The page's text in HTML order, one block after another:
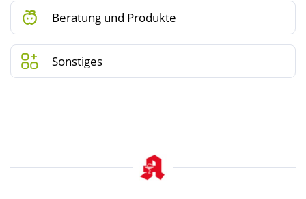
Beratung und Produkte
Sonstiges